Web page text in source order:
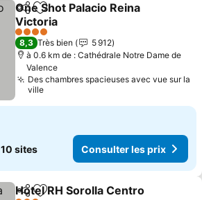
PartagerAjouter à mes favoris
One Shot Palacio Reina
Victoria
Consulter les prix
4 Étoiles
8,3 Très bien
5 912
à 0.6 km de : Cathédrale Notre Dame de
Valence
Des chambres spacieuses avec vue sur la
ville
10 sites Consulter les prix
Partager
Hotel RH Sorolla Centro